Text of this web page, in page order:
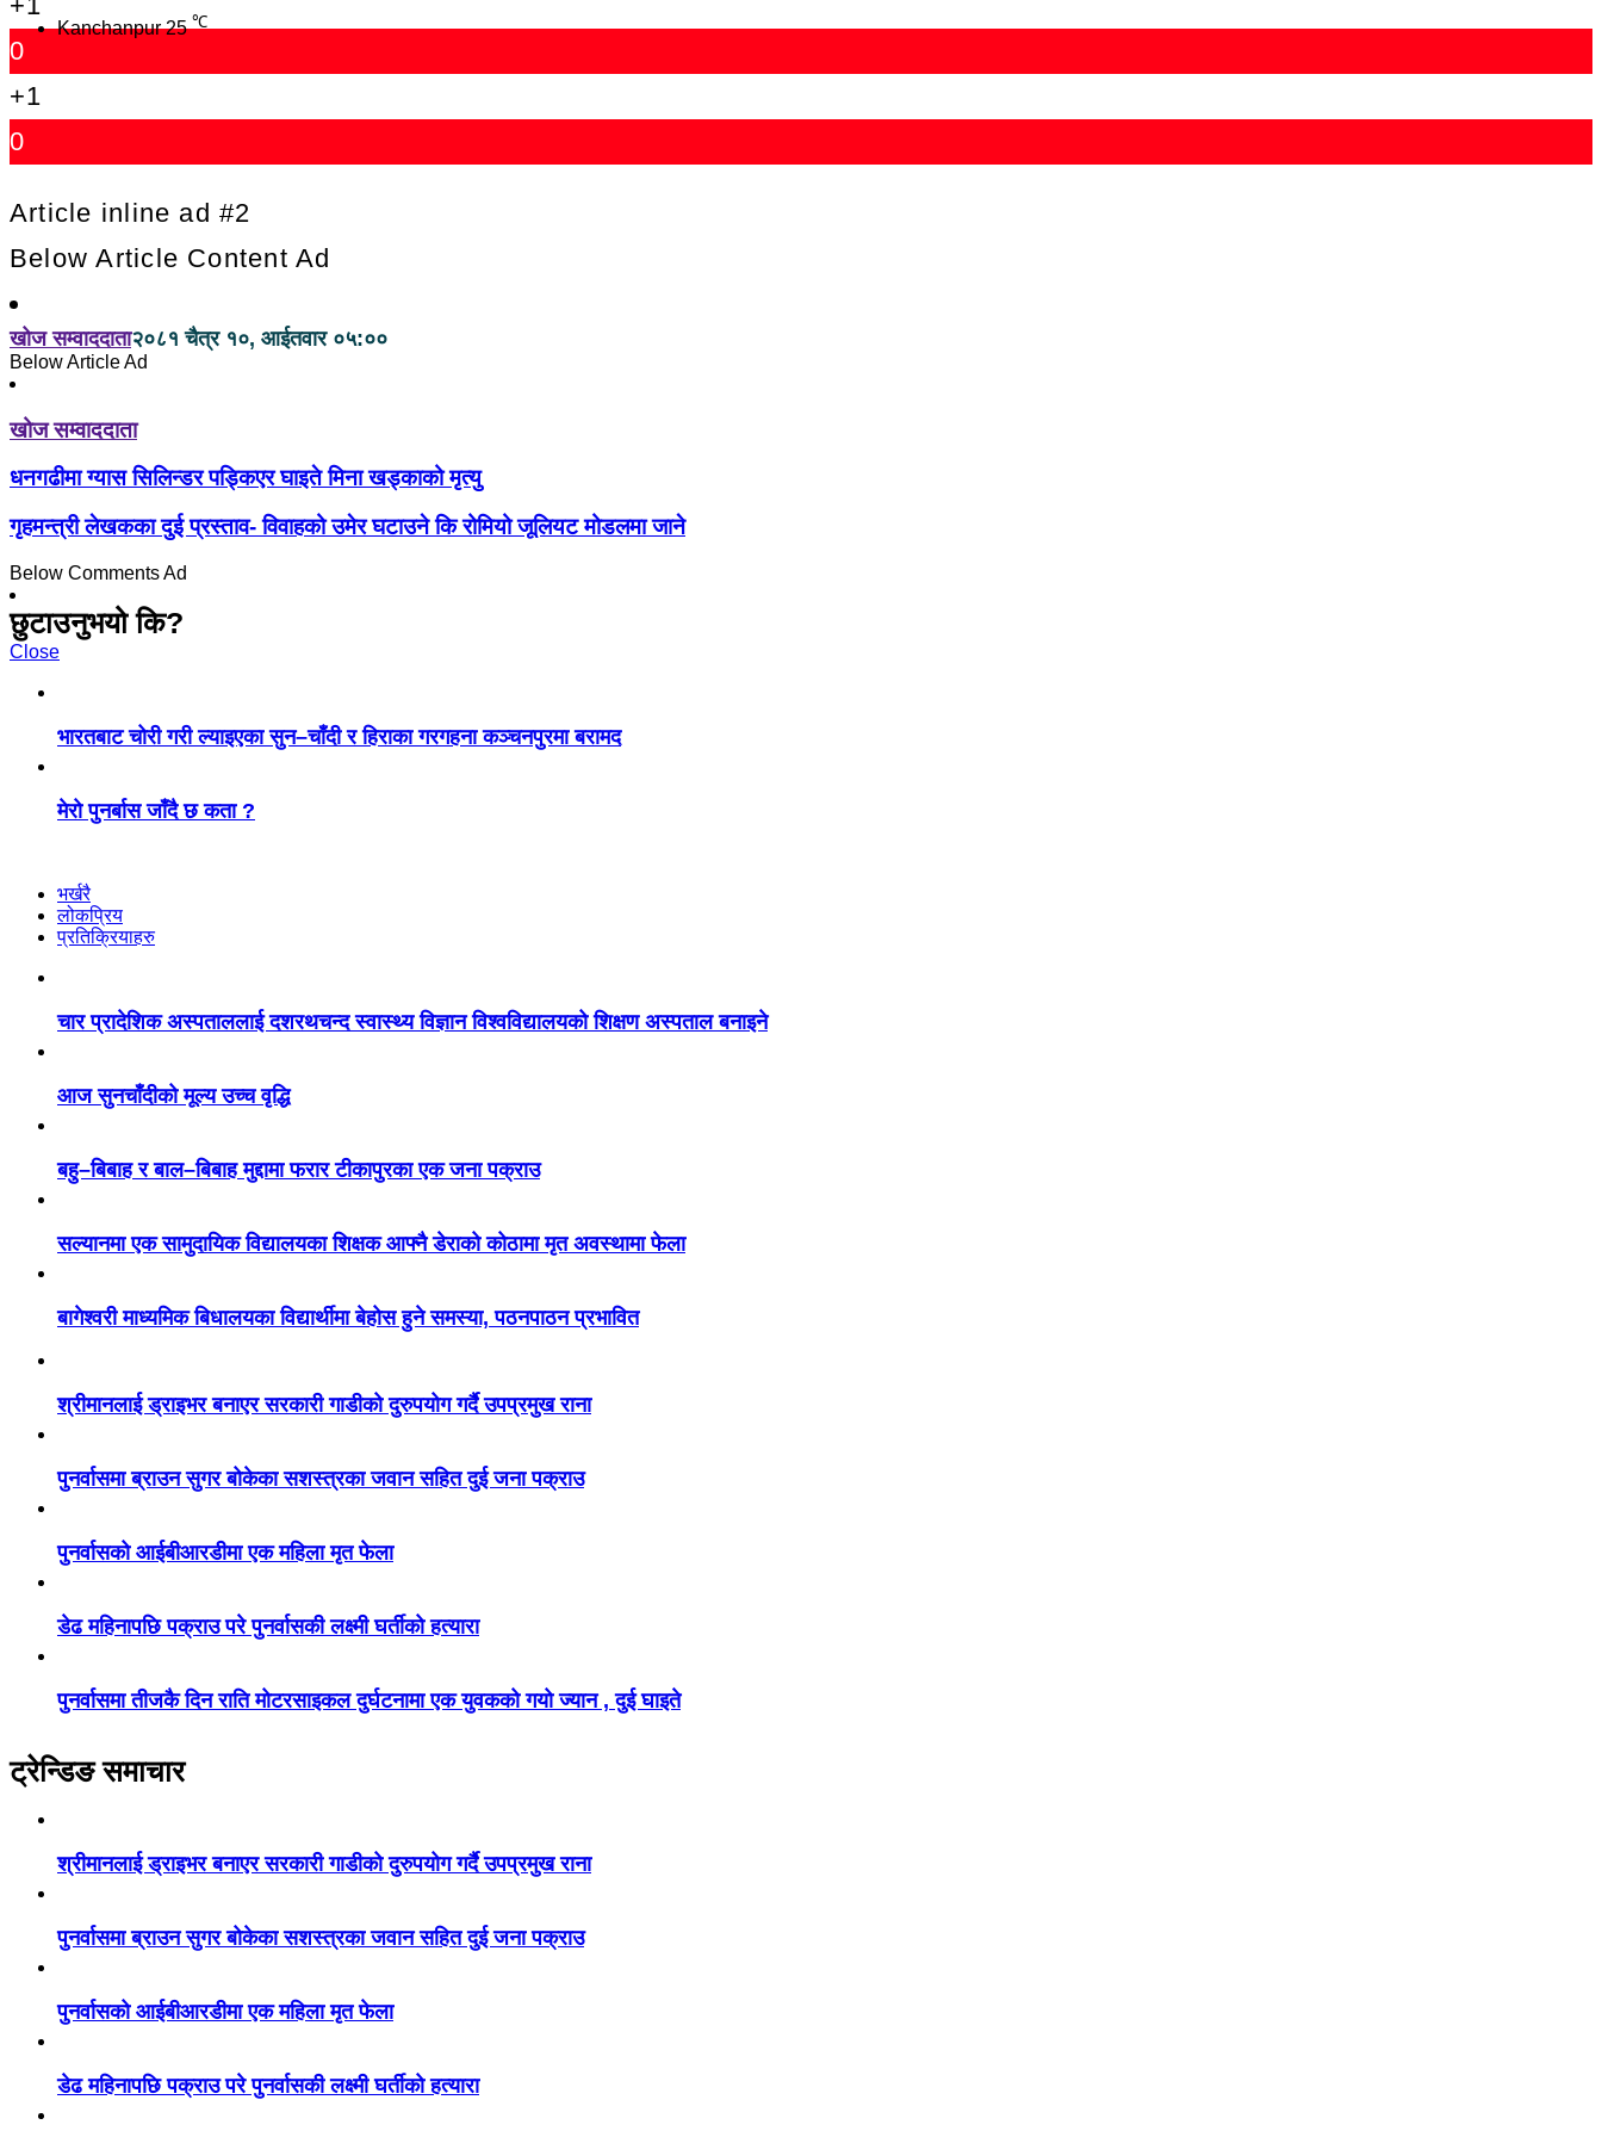
Kanchanpur 25℃
0
+1
0
Article inline ad #2
Below Article Content Ad
खोज सम्वाददाता२०८१ चैत्र १०, आईतवार ०५:००
Below Article Ad
खोज सम्वाददाता
धनगढीमा ग्यास सिलिन्डर पड्किएर घाइते मिना खड्काको मृत्यु
गृहमन्त्री लेखकका दुई प्रस्ताव- विवाहको उमेर घटाउने कि रोमियो जूलियट मोडलमा जाने
Below Comments Ad
छुटाउनुभयो कि?
Close
भारतबाट चोरी गरी ल्याइएका सुन–चाँदी र हिराका गरगहना कञ्चनपुरमा बरामद
मेरो पुनर्बास जाँदै छ कता ?
भर्खरै
लोकप्रिय
प्रतिक्रियाहरु
चार प्रादेशिक अस्पताललाई दशरथचन्द स्वास्थ्य विज्ञान विश्वविद्यालयको शिक्षण अस्पताल बनाइने
आज सुनचाँदीको मूल्य उच्च वृद्धि
बहु–बिबाह र बाल–बिबाह मुद्दामा फरार टीकापुरका एक जना पक्राउ
सल्यानमा एक सामुदायिक विद्यालयका शिक्षक आफ्नै डेराको कोठामा मृत अवस्थामा फेला
बागेश्वरी माध्यमिक बिधालयका विद्यार्थीमा बेहोस हुने समस्या, पठनपाठन प्रभावित
श्रीमानलाई ड्राइभर बनाएर सरकारी गाडीको दुरुपयोग गर्दै उपप्रमुख राना
पुनर्वासमा ब्राउन सुगर बोकेका सशस्त्रका जवान सहित दुई जना पक्राउ
पुनर्वासको आईबीआरडीमा एक महिला मृत फेला
डेढ महिनापछि पक्राउ परे पुनर्वासकी लक्ष्मी घर्तीको हत्यारा
पुनर्वासमा तीजकै दिन राति मोटरसाइकल दुर्घटनामा एक युवकको गयो ज्यान , दुई घाइते
ट्रेन्डिङ समाचार
श्रीमानलाई ड्राइभर बनाएर सरकारी गाडीको दुरुपयोग गर्दै उपप्रमुख राना
पुनर्वासमा ब्राउन सुगर बोकेका सशस्त्रका जवान सहित दुई जना पक्राउ
पुनर्वासको आईबीआरडीमा एक महिला मृत फेला
डेढ महिनापछि पक्राउ परे पुनर्वासकी लक्ष्मी घर्तीको हत्यारा